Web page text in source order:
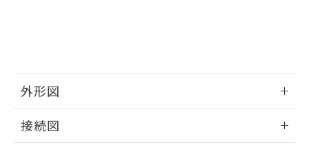
外形図
接続図
をご了承ください。
の共同利用に関して"
の「1.共同利
下記の非含有証明書をダウンロードするこ
とができます。
EU RoHS指令（10物質）の非含有証明書
51物質の非含有証明書（当社基準）